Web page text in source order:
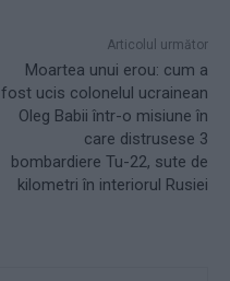
Articolul următor
Moartea unui erou: cum a
fost ucis colonelul ucrainean
Oleg Babii într-o misiune în
care distrusese 3
bombardiere Tu-22, sute de
kilometri în interiorul Rusiei